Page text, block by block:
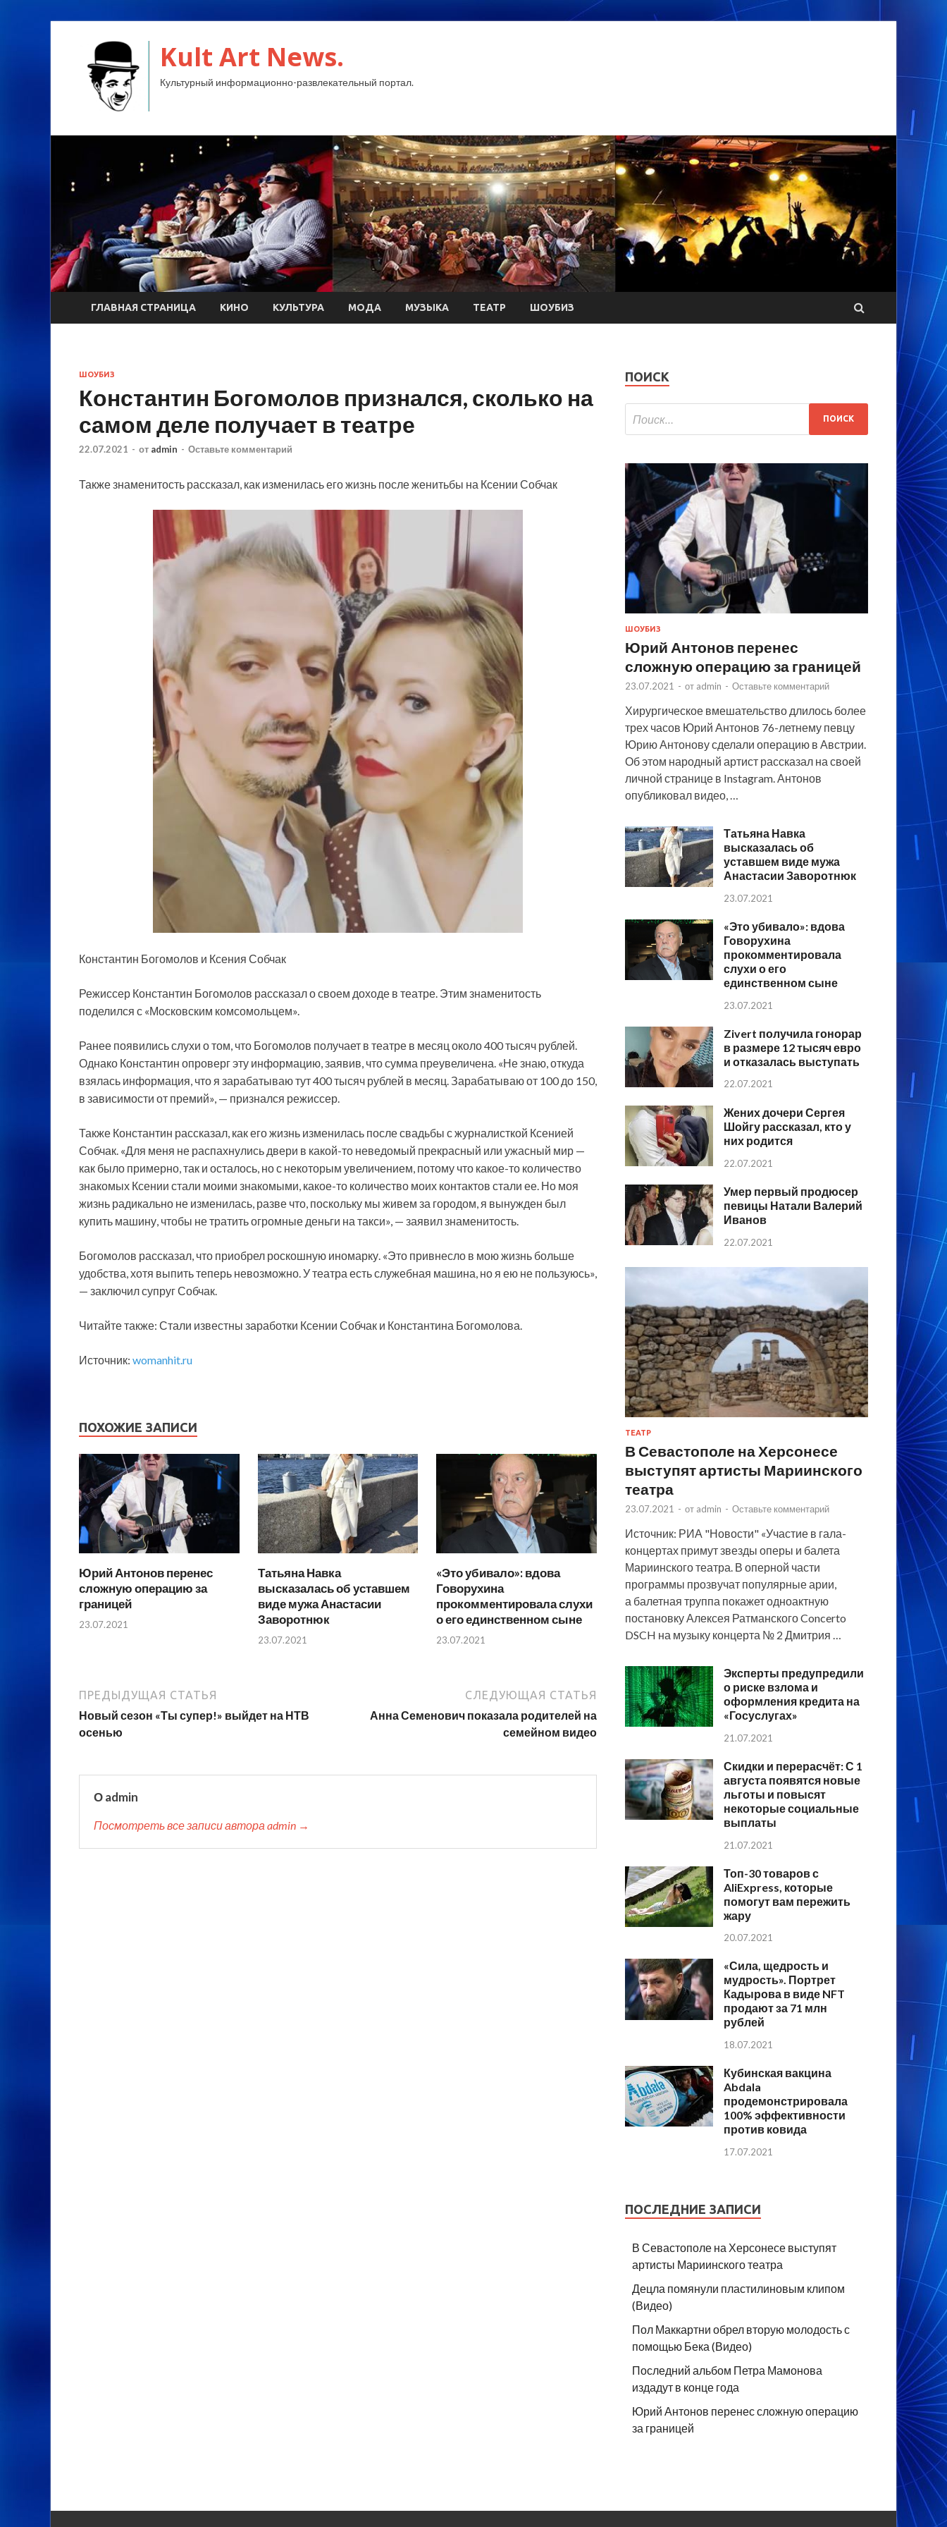
Kult Art News.
Культурный информационно-развлекательный портал.
ГЛАВНАЯ СТРАНИЦА КИНО КУЛЬТУРА МОДА МУЗЫКА ТЕАТР ШОУБИЗ
ШОУБИЗ
Константин Богомолов признался, сколько на
самом деле получает в театре
22.07.2021 - от admin - Оставьте комментарий
Также знаменитость рассказал, как изменилась его жизнь после женитьбы на Ксении Собчак
Константин Богомолов и Ксения Собчак
Режиссер Константин Богомолов рассказал о своем доходе в театре. Этим знаменитость
поделился с «Московским комсомольцем».
Ранее появились слухи о том, что Богомолов получает в театре в месяц около 400 тысяч рублей.
Однако Константин опроверг эту информацию, заявив, что сумма преувеличена. «Не знаю, откуда
взялась информация, что я зарабатываю тут 400 тысяч рублей в месяц. Зарабатываю от 100 до 150,
в зависимости от премий», — признался режиссер.
Также Константин рассказал, как его жизнь изменилась после свадьбы с журналисткой Ксенией
Собчак. «Для меня не распахнулись двери в какой-то неведомый прекрасный или ужасный мир —
как было примерно, так и осталось, но с некоторым увеличением, потому что какое-то количество
знакомых Ксении стали моими знакомыми, какое-то количество моих контактов стали ее. Но моя
жизнь радикально не изменилась, разве что, поскольку мы живем за городом, я вынужден был
купить машину, чтобы не тратить огромные деньги на такси», — заявил знаменитость.
Богомолов рассказал, что приобрел роскошную иномарку. «Это привнесло в мою жизнь больше
удобства, хотя выпить теперь невозможно. У театра есть служебная машина, но я ею не пользуюсь»,
— заключил супруг Собчак.
Читайте также: Стали известны заработки Ксении Собчак и Константина Богомолова.
Источник: womanhit.ru
ПОХОЖИЕ ЗАПИСИ
Юрий Антонов перенес
сложную операцию за
границей
23.07.2021
Татьяна Навка
высказалась об уставшем
виде мужа Анастасии
Заворотнюк
23.07.2021
«Это убивало»: вдова
Говорухина
прокомментировала слухи
о его единственном сыне
23.07.2021
ПРЕДЫДУЩАЯ СТАТЬЯ
Новый сезон «Ты супер!» выйдет на НТВ
осенью
СЛЕДУЮЩАЯ СТАТЬЯ
Анна Семенович показала родителей на
семейном видео
О admin
Посмотреть все записи автора admin →
ПОИСК
ШОУБИЗ
Юрий Антонов перенес
сложную операцию за границей
23.07.2021 - от admin - Оставьте комментарий
Хирургическое вмешательство длилось более
трех часов Юрий Антонов 76-летнему певцу
Юрию Антонову сделали операцию в Австрии.
Об этом народный артист рассказал на своей
личной странице в Instagram. Антонов
опубликовал видео, …
Татьяна Навка
высказалась об
уставшем виде мужа
Анастасии Заворотнюк
23.07.2021
«Это убивало»: вдова
Говорухина
прокомментировала
слухи о его
единственном сыне
23.07.2021
Zivert получила гонорар
в размере 12 тысяч евро
и отказалась выступать
22.07.2021
Жених дочери Сергея
Шойгу рассказал, кто у
них родится
22.07.2021
Умер первый продюсер
певицы Натали Валерий
Иванов
22.07.2021
ТЕАТР
В Севастополе на Херсонесе
выступят артисты Мариинского
театра
23.07.2021 - от admin - Оставьте комментарий
Источник: РИА "Новости" «Участие в гала-
концертах примут звезды оперы и балета
Мариинского театра. В оперной части
программы прозвучат популярные арии,
а балетная труппа покажет одноактную
постановку Алексея Ратманского Concerto
DSCH на музыку концерта № 2 Дмитрия …
Эксперты предупредили
о риске взлома и
оформления кредита на
«Госуслугах»
21.07.2021
Скидки и перерасчёт: С 1
августа появятся новые
льготы и повысят
некоторые социальные
выплаты
21.07.2021
Топ-30 товаров с
AliExpress, которые
помогут вам пережить
жару
20.07.2021
«Сила, щедрость и
мудрость». Портрет
Кадырова в виде NFT
продают за 71 млн
рублей
18.07.2021
Кубинская вакцина
Abdala
продемонстрировала
100% эффективности
против ковида
17.07.2021
ПОСЛЕДНИЕ ЗАПИСИ
В Севастополе на Херсонесе выступят
артисты Мариинского театра
Децла помянули пластилиновым клипом
(Видео)
Пол Маккартни обрел вторую молодость с
помощью Бека (Видео)
Последний альбом Петра Мамонова
издадут в конце года
Юрий Антонов перенес сложную операцию
за границей